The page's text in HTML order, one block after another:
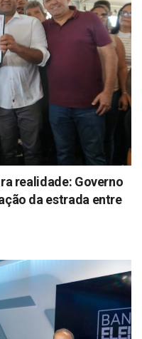
realidade: Governo
da estrada entre